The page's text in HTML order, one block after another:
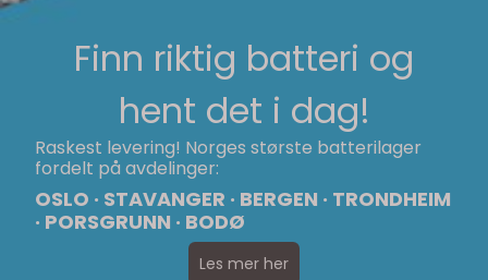
Finn riktig batteri og
hent det i dag!
Raskest levering! Norges største batterilager
fordelt på avdelinger:
OSLO · STAVANGER · BERGEN · TRONDHEIM
· PORSGRUNN · BODØ
Les mer her